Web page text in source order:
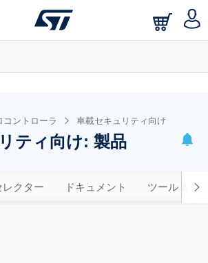
your saved searches.
コントローラ 車載セキュリティ向け
ティ向け: 製品
レクター ドキュメント ツール & ソ